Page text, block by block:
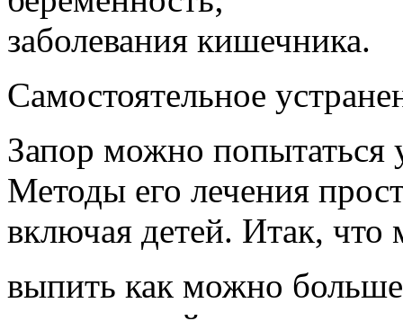
заболевания кишечника.
Самостоятельное
Запор можно попытаться
Методы его лечения
включая детей. Итак, что
выпить как можно